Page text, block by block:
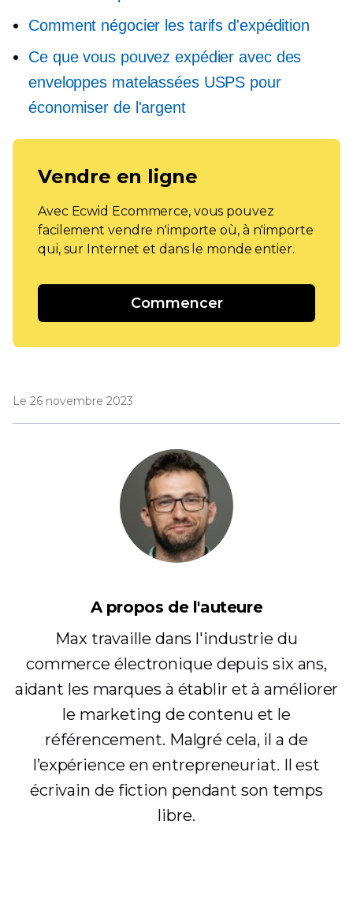
Comment négocier les tarifs d'expédition
Ce que vous pouvez expédier avec des
enveloppes matelassées USPS pour
économiser de l'argent
Vendre en ligne
Avec Ecwid Ecommerce, vous pouvez
facilement vendre n'importe où, à n'importe
qui, sur Internet et dans le monde entier.
Commencer
Le 26 novembre 2023
A propos de l'auteure
Max travaille dans l'industrie du
commerce électronique depuis six ans,
aidant les marques à établir et à améliorer
le marketing de contenu et le
référencement. Malgré cela, il a de
l’expérience en entrepreneuriat. Il est
écrivain de fiction pendant son temps
libre.